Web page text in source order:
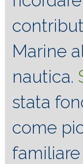
Marine
nautica.
stata
come